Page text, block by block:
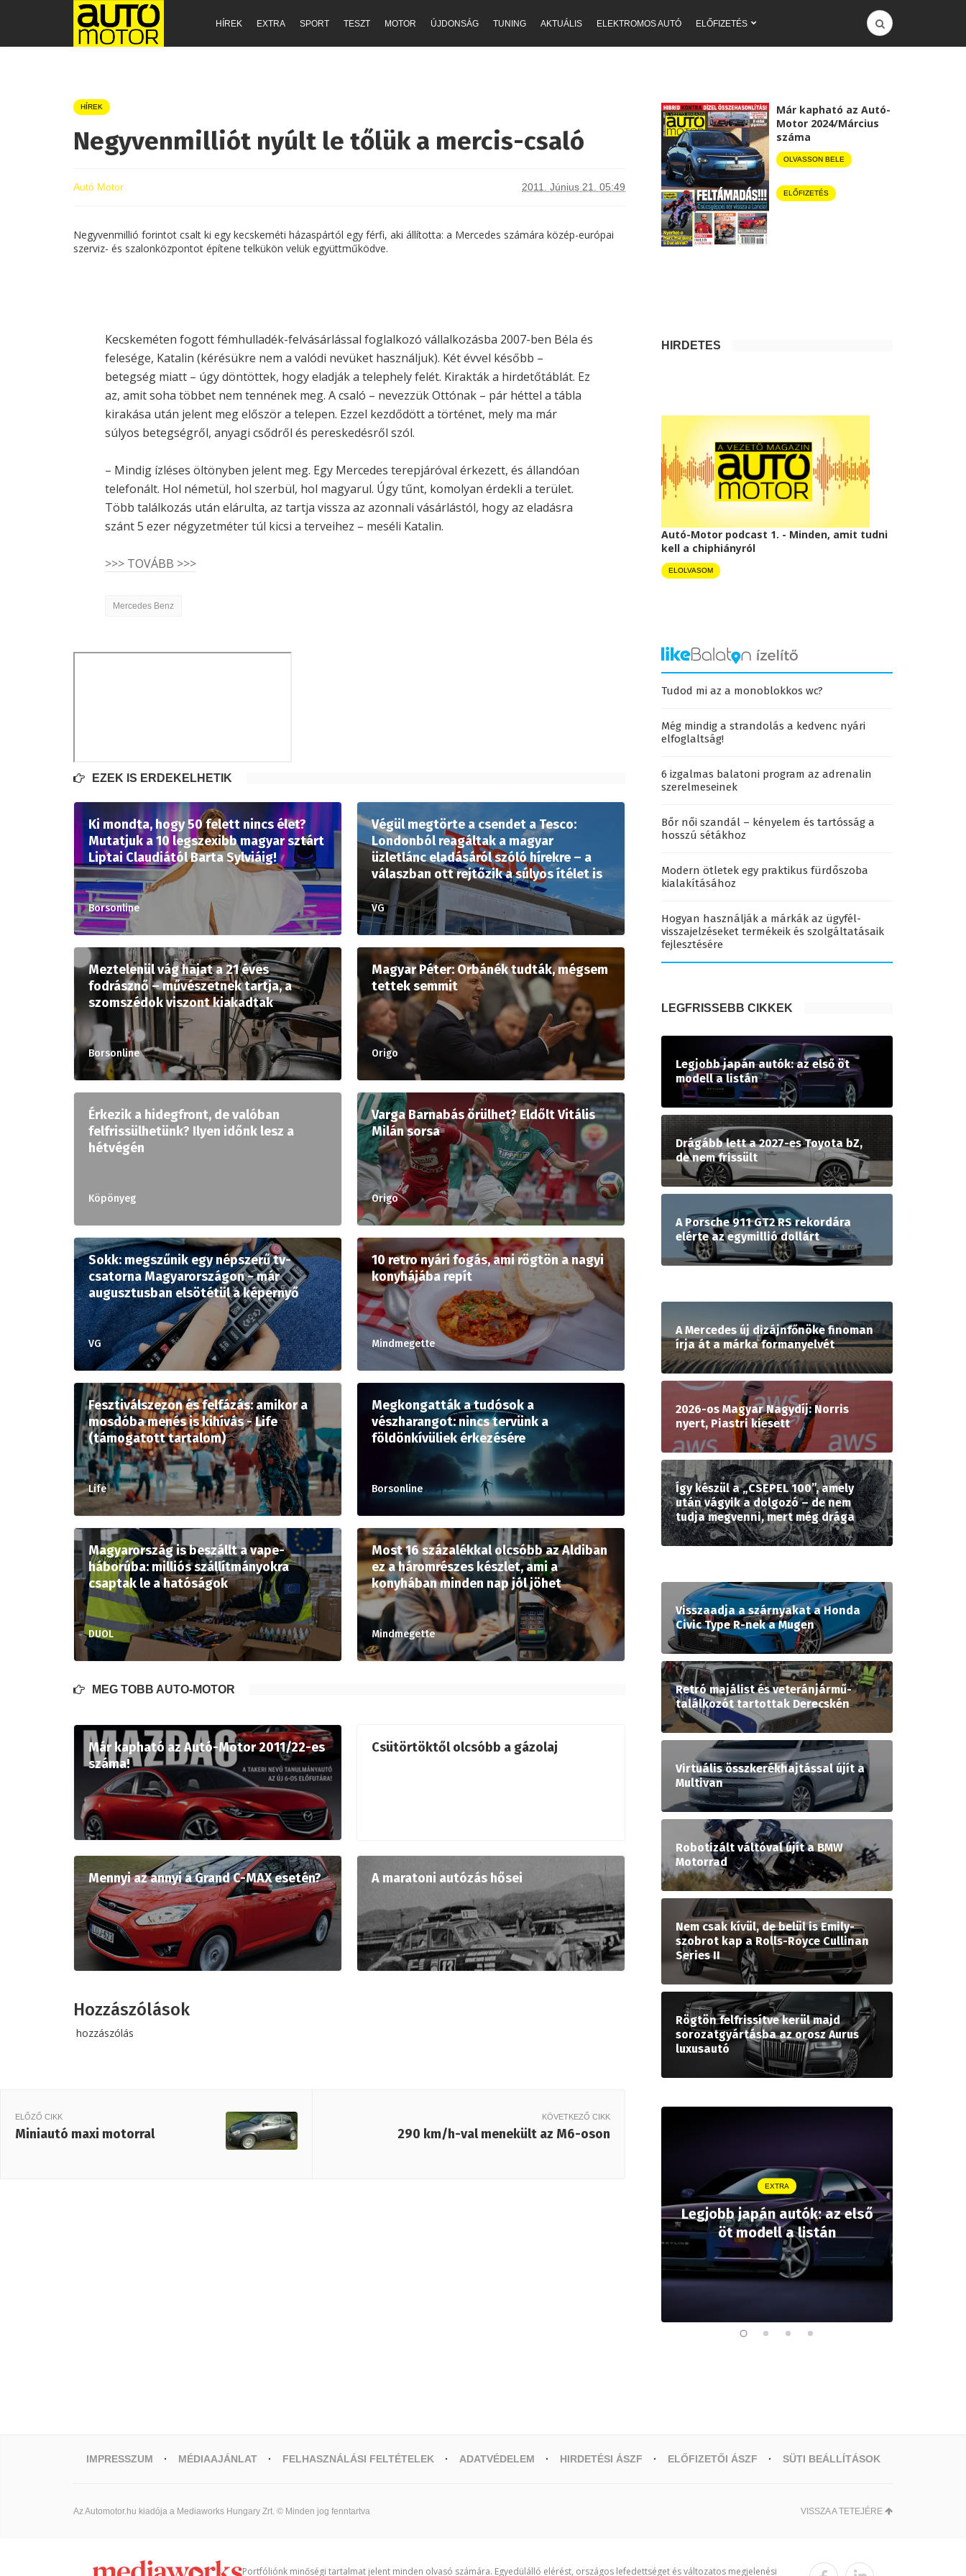
HÍREK EXTRA SPORT TESZT MOTOR ÚJDONSÁG TUNING AKTUÁLIS ELEKTROMOS AUTÓ ELŐFIZETÉS
HÍREK
Negyvenmilliót nyúlt le tőlük a mercis-csaló
Autó Motor 2011. Június 21. 05:49
Negyvenmillió forintot csalt ki egy kecskeméti házaspártól egy férfi, aki állította: a Mercedes számára közép-európai
szerviz- és szalonközpontot építene telkükön velük együttműködve.
Kecskeméten fogott fémhulladék-felvásárlással foglalkozó vállalkozásba 2007-ben Béla és
felesége, Katalin (kérésükre nem a valódi nevüket használjuk). Két évvel később –
betegség miatt – úgy döntöttek, hogy eladják a telephely felét. Kirakták a hirdetőtáblát. Ez
az, amit soha többet nem tennének meg. A csaló – nevezzük Ottónak – pár héttel a tábla
kirakása után jelent meg először a telepen. Ezzel kezdődött a történet, mely ma már
súlyos betegségről, anyagi csődről és pereskedésről szól.
– Mindig ízléses öltönyben jelent meg. Egy Mercedes terepjáróval érkezett, és állandóan
telefonált. Hol németül, hol szerbül, hol magyarul. Úgy tűnt, komolyan érdekli a terület.
Több találkozás után elárulta, az tartja vissza az azonnali vásárlástól, hogy az eladásra
szánt 5 ezer négyzetméter túl kicsi a terveihez – meséli Katalin.
>>> TOVÁBB >>>
Mercedes Benz
EZEK IS ÉRDEKELHETIK
Ki mondta, hogy 50 felett nincs élet?
Mutatjuk a 10 legszexibb magyar sztárt
Liptai Claudiától Barta Sylviáig!
Borsonline
Végül megtörte a csendet a Tesco:
Londonból reagáltak a magyar
üzletlánc eladásáról szóló hírekre – a
válaszban ott rejtőzik a súlyos ítélet is
VG
Meztelenül vág hajat a 21 éves
fodrásznő – művészetnek tartja, a
szomszédok viszont kiakadtak
Borsonline
Magyar Péter: Orbánék tudták, mégsem
tettek semmit
Origo
Érkezik a hidegfront, de valóban
felfrissülhetünk? Ilyen időnk lesz a
hétvégén
Köpönyeg
Varga Barnabás örülhet? Eldőlt Vitális
Milán sorsa
Origo
Sokk: megszűnik egy népszerű tv-
csatorna Magyarországon − már
augusztusban elsötétül a képernyő
VG
10 retro nyári fogás, ami rögtön a nagyi
konyhájába repít
Mindmegette
Fesztiválszezon és felfázás: amikor a
mosdóba menés is kihívás - Life
(támogatott tartalom)
Life
Megkongatták a tudósok a
vészharangot: nincs tervünk a
földönkívüliek érkezésére
Borsonline
Magyarország is beszállt a vape-
háborúba: milliós szállítmányokra
csaptak le a hatóságok
DUOL
Most 16 százalékkal olcsóbb az Aldiban
ez a háromrészes készlet, ami a
konyhában minden nap jól jöhet
Mindmegette
MÉG TÖBB AUTÓ-MOTOR
Már kapható az Autó-Motor 2011/22-es
száma!
Csütörtöktől olcsóbb a gázolaj
Mennyi az annyi a Grand C-MAX esetén? A maratoni autózás hősei
Hozzászólások
hozzászólás
ELŐZŐ CIKK
Miniautó maxi motorral
KÖVETKEZŐ CIKK
290 km/h-val menekült az M6-oson
Már kapható az Autó-
Motor 2024/Március
száma
OLVASSON BELE
ELŐFIZETÉS
HIRDETÉS
Autó-Motor podcast 1. - Minden, amit tudni
kell a chiphiányról
ELOLVASOM
Tudod mi az a monoblokkos wc?
Még mindig a strandolás a kedvenc nyári
elfoglaltság!
6 izgalmas balatoni program az adrenalin
szerelmeseinek
Bőr női szandál – kényelem és tartósság a
hosszú sétákhoz
Modern ötletek egy praktikus fürdőszoba
kialakításához
Hogyan használják a márkák az ügyfél-
visszajelzéseket termékeik és szolgáltatásaik
fejlesztésére
LEGFRISSEBB CIKKEK
Legjobb japán autók: az első öt
modell a listán
Drágább lett a 2027-es Toyota bZ,
de nem frissült
A Porsche 911 GT2 RS rekordára
elérte az egymillió dollárt
A Mercedes új dizájnfőnöke finoman
írja át a márka formanyelvét
2026-os Magyar Nagydíj: Norris
nyert, Piastri kiesett
Így készül a „CSEPEL 100”, amely
után vágyik a dolgozó – de nem
tudja megvenni, mert még drága
Visszaadja a szárnyakat a Honda
Civic Type R-nek a Mugen
Retró majálist és veteránjármű-
találkozót tartottak Derecskén
Virtuális összkerékhajtással újít a
Multivan
Robotizált váltóval újít a BMW
Motorrad
Nem csak kívül, de belül is Emily-
szobrot kap a Rolls-Royce Cullinan
Series II
Rögtön felfrissítve kerül majd
sorozatgyártásba az orosz Aurus
luxusautó
EXTRA
Legjobb japán autók: az első
öt modell a listán
IMPRESSZUM MÉDIAAJÁNLAT FELHASZNÁLÁSI FELTÉTELEK ADATVÉDELEM HIRDETÉSI ÁSZF ELŐFIZETŐI ÁSZF SÜTI BEÁLLÍTÁSOK
Az Automotor.hu kiadója a Mediaworks Hungary Zrt. © Minden jog fenntartva VISSZA A TETEJÉRE
Portfóliónk minőségi tartalmat jelent minden olvasó számára. Egyedülálló elérést, országos lefedettséget és változatos megjelenési